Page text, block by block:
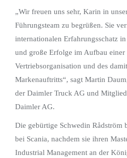
„Wir freuen uns sehr, Karin in
Führungsteam zu begrüßen. Sie
internationalen Erfahrungsschatz
und große Erfolge im Aufbau einer
Vertriebsorganisation und des
Markenauftritts“, sagt Martin
der Daimler Truck AG und Mitglied
Daimler AG.
Die gebürtige Schwedin Rådström
bei Scania, nachdem sie ihren
Industrial Management an der